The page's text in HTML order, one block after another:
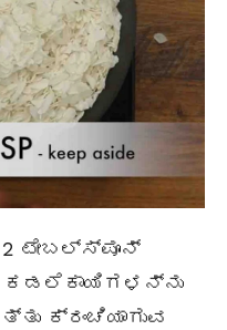
ಟೇಬಲ್ಸ್ಪೂನ್
ಕ್ರಂಚಿಯಾಗುವ